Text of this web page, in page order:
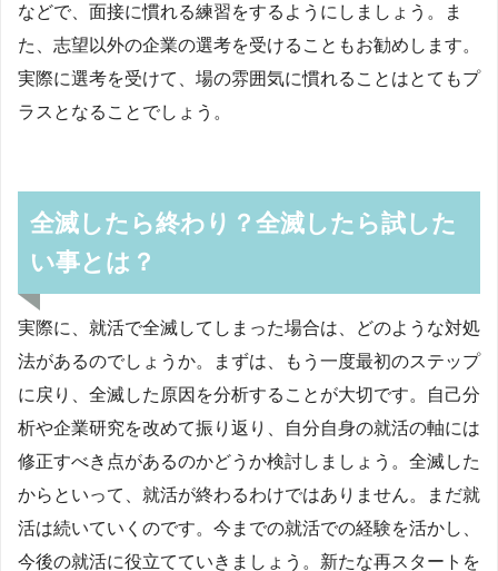
などで、面接に慣れる練習をするようにしましょう。ま
た、志望以外の企業の選考を受けることもお勧めします。
実際に選考を受けて、場の雰囲気に慣れることはとてもプ
ラスとなることでしょう。
全滅したら終わり？全滅したら試した
い事とは？
実際に、就活で全滅してしまった場合は、どのような対処
法があるのでしょうか。まずは、もう一度最初のステップ
に戻り、全滅した原因を分析することが大切です。自己分
析や企業研究を改めて振り返り、自分自身の就活の軸には
修正すべき点があるのかどうか検討しましょう。全滅した
からといって、就活が終わるわけではありません。まだ就
活は続いていくのです。今までの就活での経験を活かし、
今後の就活に役立てていきましょう。新たな再スタートを